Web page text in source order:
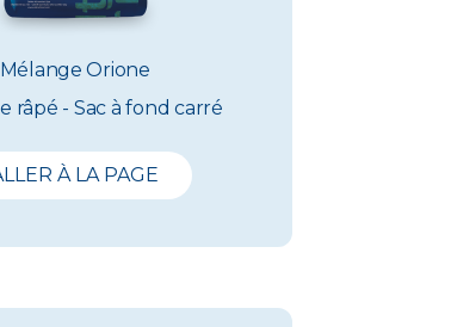
Mélange Orione
râpé - Sac à fond carré
À LA PAGE